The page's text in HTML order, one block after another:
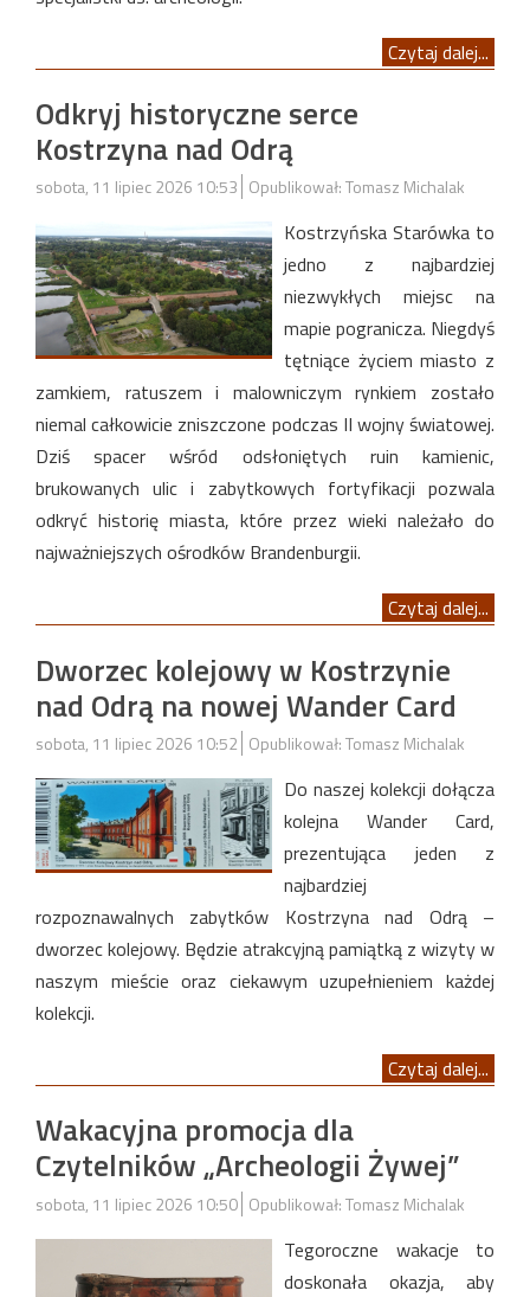
Czytaj dalej...
Odkryj historyczne serce
Kostrzyna nad Odrą
sobota, 11 lipiec 2026 10:53 Opublikował: Tomasz Michalak
Kostrzyńska Starówka to
jedno z najbardziej
niezwykłych miejsc na
mapie pogranicza. Niegdyś
tętniące życiem miasto z
zamkiem, ratuszem i malowniczym rynkiem zostało
niemal całkowicie zniszczone podczas II wojny światowej.
Dziś spacer wśród odsłoniętych ruin kamienic,
brukowanych ulic i zabytkowych fortyfikacji pozwala
odkryć historię miasta, które przez wieki należało do
najważniejszych ośrodków Brandenburgii.
Czytaj dalej...
Dworzec kolejowy w Kostrzynie
nad Odrą na nowej Wander Card
sobota, 11 lipiec 2026 10:52 Opublikował: Tomasz Michalak
Do naszej kolekcji dołącza
kolejna Wander Card,
prezentująca jeden z
najbardziej
rozpoznawalnych zabytków Kostrzyna nad Odrą –
dworzec kolejowy. Będzie atrakcyjną pamiątką z wizyty w
naszym mieście oraz ciekawym uzupełnieniem każdej
kolekcji.
Czytaj dalej...
Wakacyjna promocja dla
Czytelników „Archeologii Żywej”
sobota, 11 lipiec 2026 10:50 Opublikował: Tomasz Michalak
Tegoroczne wakacje to
doskonała okazja, aby